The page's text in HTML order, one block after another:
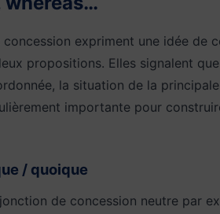
expriment une idée de
propositions. Elles signalent
la situation de la
importante pour
/ quoique
de concession neutre par